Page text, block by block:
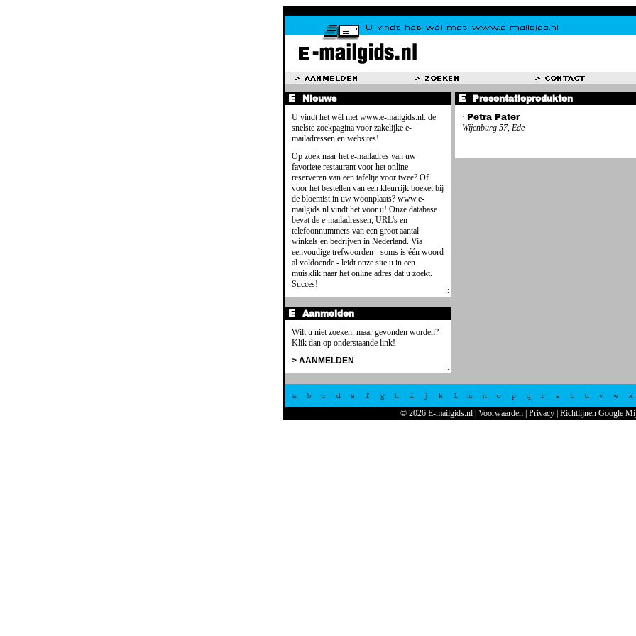
Nieuws
U vindt het wél met www.e-mailgids.nl: de
snelste zoekpagina voor zakelijke e-
mailadressen en websites!
Op zoek naar het e-mailadres van uw
favoriete restaurant voor het online
reserveren van een tafeltje voor twee? Of
voor het bestellen van een kleurrijk boeket bij
de bloemist in uw woonplaats? www.e-
mailgids.nl vindt het voor u! Onze database
bevat de e-mailadressen, URL's en
telefoonnummers van een groot aantal
winkels en bedrijven in Nederland. Via
eenvoudige trefwoorden - soms is één woord
al voldoende - leidt onze site u in een
muisklik naar het online adres dat u zoekt.
Succes!
Aanmelden
Wilt u niet zoeken, maar gevonden worden?
Klik dan op onderstaande link!
> AANMELDEN
Presentatieprodukten
· Petra Pater
Wijenburg 57, Ede
a b c d e f g h i j k l m n o p q r s t u v w x
© 2026 E-mailgids.nl Voorwaarden Privacy Richtlijnen Google